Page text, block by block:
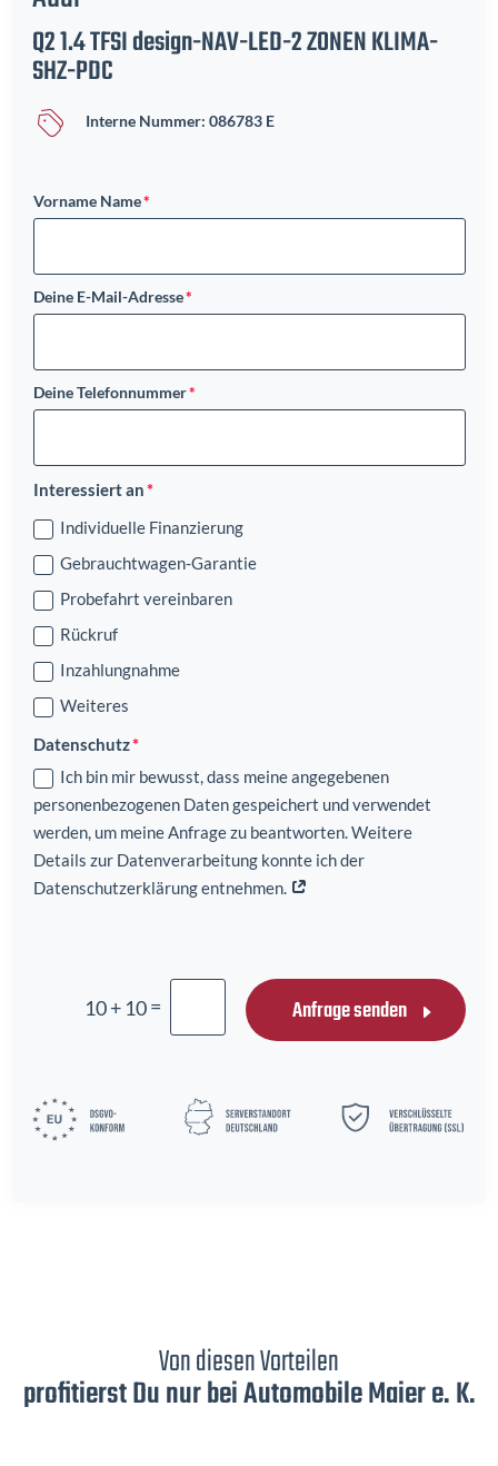
Q2 1.4 TFSI design-NAV-LED-2 ZONEN KLIMA-
SHZ-PDC
Interne Nummer: 086783 E
Vorname Name
Deine E-Mail-Adresse
Deine Telefonnummer
Interessiert an
Individuelle Finanzierung
Gebrauchtwagen-Garantie
Probefahrt vereinbaren
Rückruf
Inzahlungnahme
Weiteres
Datenschutz
Ich bin mir bewusst, dass meine angegebenen
personenbezogenen Daten gespeichert und verwendet
werden, um meine Anfrage zu beantworten. Weitere
Details zur Datenverarbeitung konnte ich der
Datenschutzerklärung entnehmen.
10 + 10= Anfrage senden
Von diesen Vorteilen
profitierst Du nur bei Automobile Maier e. K.